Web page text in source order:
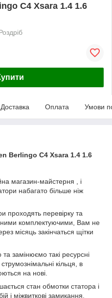
C4 Xsara 1.4 1.6
Доставка Оплата Умови
Berlingo C4 Xsara 1.4 1.6
магазин-майстерня , і
набагато більше ніж
проходять перевірку та
комплектуючими, Вам не
місяць закінчаться щітки
замінюємо такі ресурсні
кільця, в
на нові.
стан обмотки статора і
і міжвиткові замикання.